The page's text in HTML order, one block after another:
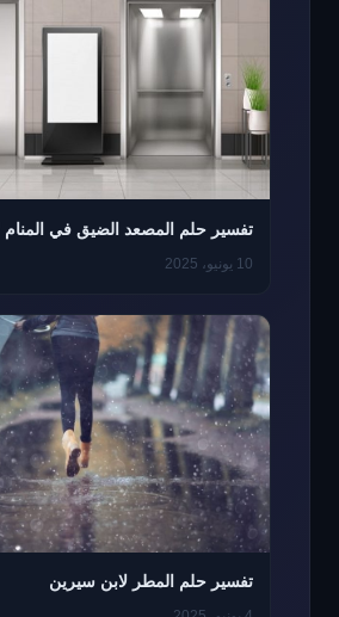
تفسير حلم المصعد الضيق في المنام
10 يونيو، 2025
تفسير حلم المطر لابن سيرين